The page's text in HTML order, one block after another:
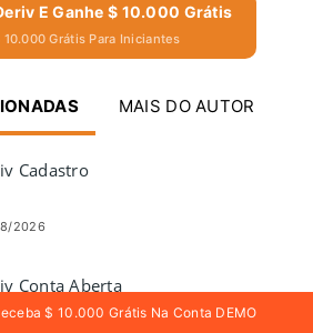
E Ganhe $ 10.000 Grátis
10.000 Grátis Para Iniciantes
MAIS DO AUTOR
Cadastro
2026
Conta Aberta
$ 10.000 Grátis Na Conta DEMO